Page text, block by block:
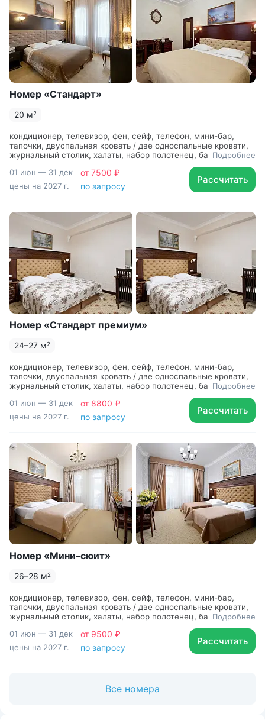
Номер «Стандарт»
20 м2
кондиционер, телевизор, фен, сейф, телефон, мини-бар,
тапочки, двуспальная кровать / две односпальные кровати,
журнальный столик, халаты, набор полотенец, банныеПодробнее
01 июн — 31 дек
от 7500 ₽
цены на 2027 г. по запросу
Рассчитать
Номер «Стандарт премиум»
24–27 м2
кондиционер, телевизор, фен, сейф, телефон, мини-бар,
тапочки, двуспальная кровать / две односпальные кровати,
журнальный столик, халаты, набор полотенец, банныеПодробнее
01 июн — 31 дек
от 8800 ₽
цены на 2027 г. по запросу
Рассчитать
Номер «Мини–сюит»
26–28 м2
кондиционер, телевизор, фен, сейф, телефон, мини-бар,
тапочки, двуспальная кровать / две односпальные кровати,
журнальный столик, халаты, набор полотенец, банныеПодробнее
01 июн — 31 дек
от 9500 ₽
цены на 2027 г. по запросу
Рассчитать
Все номера